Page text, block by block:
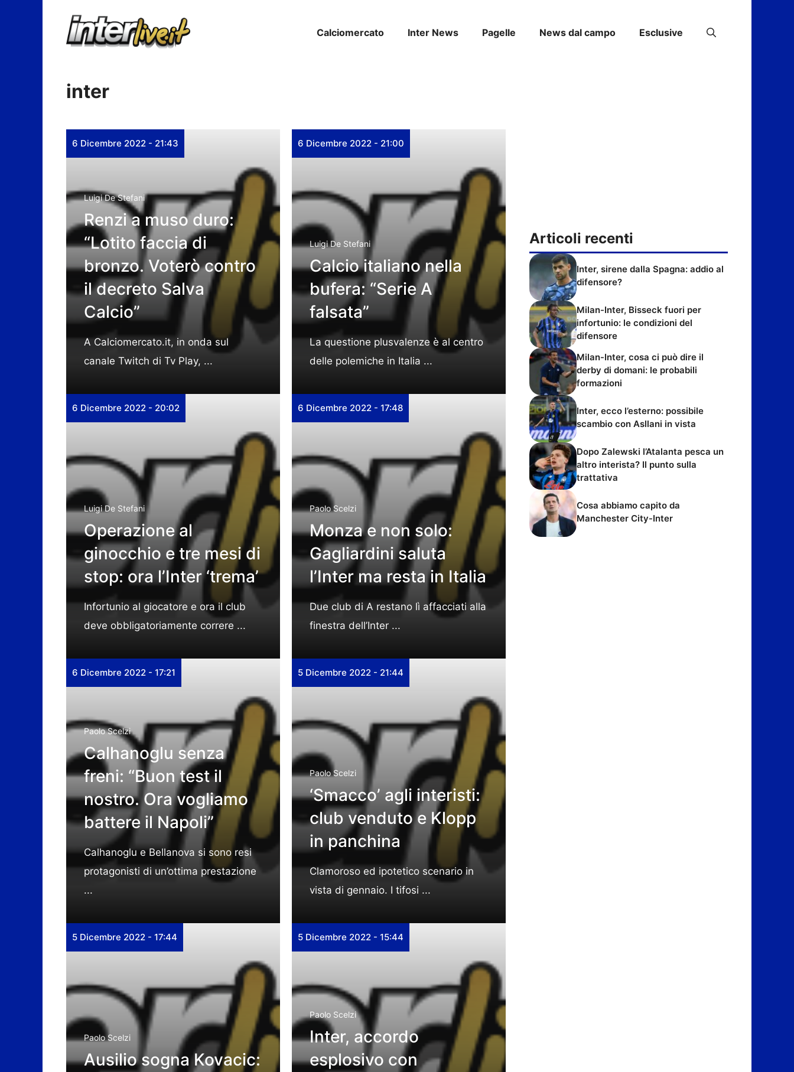
Calciomercato Inter News Pagelle News dal campo Esclusive
inter
6 Dicembre 2022 - 21:43
Luigi De Stefani
Renzi a muso duro:
“Lotito faccia di
bronzo. Voterò contro
il decreto Salva
Calcio”
A Calciomercato.it, in onda sul
canale Twitch di Tv Play, ...
6 Dicembre 2022 - 21:00
Luigi De Stefani
Calcio italiano nella
bufera: “Serie A
falsata”
La questione plusvalenze è al centro
delle polemiche in Italia ...
6 Dicembre 2022 - 20:02
Luigi De Stefani
Operazione al
ginocchio e tre mesi di
stop: ora l’Inter ‘trema’
Infortunio al giocatore e ora il club
deve obbligatoriamente correre ...
6 Dicembre 2022 - 17:48
Paolo Scelzi
Monza e non solo:
Gagliardini saluta
l’Inter ma resta in Italia
Due club di A restano lì affacciati alla
finestra dell’Inter ...
6 Dicembre 2022 - 17:21
Paolo Scelzi
Calhanoglu senza
freni: “Buon test il
nostro. Ora vogliamo
battere il Napoli”
Calhanoglu e Bellanova si sono resi
protagonisti di un’ottima prestazione
...
5 Dicembre 2022 - 21:44
Paolo Scelzi
‘Smacco’ agli interisti:
club venduto e Klopp
in panchina
Clamoroso ed ipotetico scenario in
vista di gennaio. I tifosi ...
5 Dicembre 2022 - 17:44
Paolo Scelzi
Ausilio sogna Kovacic:
5 Dicembre 2022 - 15:44
Paolo Scelzi
Inter, accordo
esplosivo con
Articoli recenti
Inter, sirene dalla Spagna: addio al
difensore?
Milan-Inter, Bisseck fuori per
infortunio: le condizioni del
difensore
Milan-Inter, cosa ci può dire il
derby di domani: le probabili
formazioni
Inter, ecco l’esterno: possibile
scambio con Asllani in vista
Dopo Zalewski l’Atalanta pesca un
altro interista? Il punto sulla
trattativa
Cosa abbiamo capito da
Manchester City-Inter